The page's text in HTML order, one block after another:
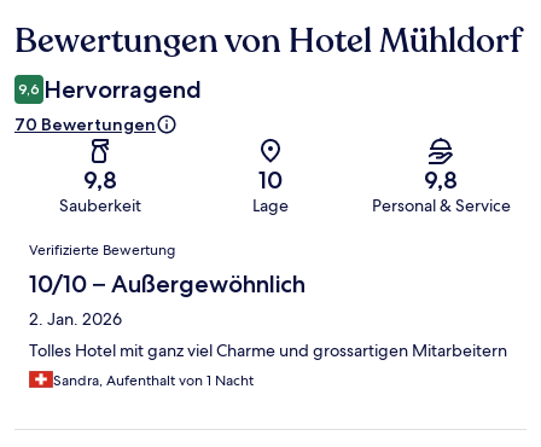
Bewertungen
Bewertungen von Hotel Mühldorf
9,6 Hervorragend
70 Bewertungen
9,8
Sauberkeit
10
Lage
9,8
Personal & Service
Bewertungen
Verifizierte Bewertung
10/10 – Außergewöhnlich
2. Jan. 2026
Tolles Hotel mit ganz viel Charme und grossartigen Mitarbeitern
Sandra, Aufenthalt von 1 Nacht